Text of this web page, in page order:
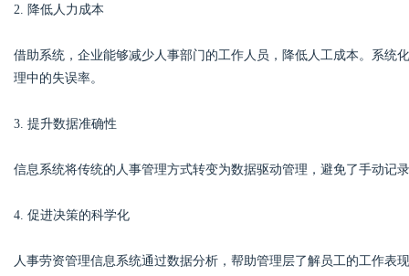
2. 降低人力成本
借助系统，企业能够减少人事部门的工作人员，降低人工成本。系统
理中的失误率。
3. 提升数据准确性
信息系统将传统的人事管理方式转变为数据驱动管理，避免了手动记
4. 促进决策的科学化
人事劳资管理信息系统通过数据分析，帮助管理层了解员工的工作表